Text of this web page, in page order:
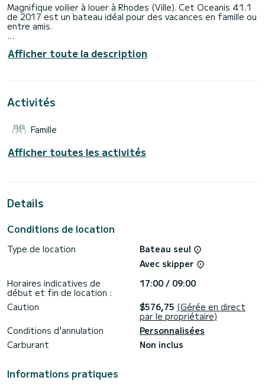
Magnifique voilier à louer à Rhodes (Ville). Cet Oceanis 41.1
de 2017 est un bateau idéal pour des vacances en famille ou
entre amis.
d'une capacité de 8 personnes. D'une longueur hors tout de
12 mètres, il sera votre meilleur allié pour passer des
Rhodes (Ville)
Pour votre confort, Ocyrhoe dispose de 2 toilettes avec
Ce bateau est équipé d'une grand-voile lattée et d'un
Pilote automatique, Haut-parleurs, Prise USB, Douche de
pont.
plateforme, nous vous répondrons avec nos meilleures
Afficher toute la description
Activités
Famille
Afficher toutes les activités
Details
Conditions de location
Type de location
Bateau seul
Avec skipper
Horaires indicatives de
début et fin de location :
17:00 / 09:00
Caution
$576,75 (Gérée en direct
par le propriétaire)
Conditions d'annulation
Personnalisées
Carburant
Non inclus
Informations pratiques